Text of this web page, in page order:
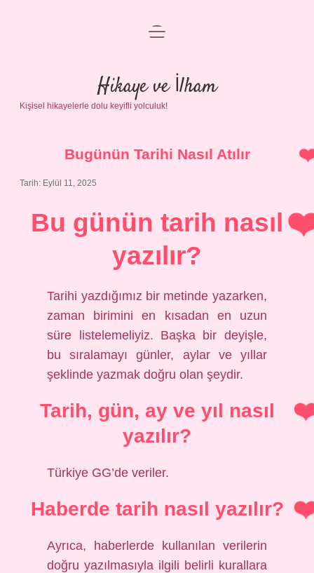
Anasayfa
Gizlilik Politikası
Yasal Uyarı
menüyü
Hikaye ve İlham
Kişisel hikayelerle dolu keyifli yolculuk!
Bugünün Tarihi Nasıl Atılır
Tarih: Eylül 11, 2025
Bu günün tarih nasıl
yazılır?
Tarihi yazdığımız bir metinde yazarken,
zaman birimini en kısadan en uzun
süre listelemeliyiz. Başka bir deyişle,
bu sıralamayı günler, aylar ve yıllar
şeklinde yazmak doğru olan şeydir.
Tarih, gün, ay ve yıl nasıl
yazılır?
Türkiye GG’de veriler.
Haberde tarih nasıl yazılır?
Ayrıca, haberlerde kullanılan verilerin
doğru yazılmasıyla ilgili belirli kurallara